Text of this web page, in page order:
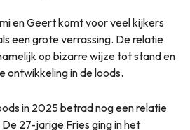
en Geert komt voor veel kijkers
een grote verrassing. De relatie
op bizarre wijze tot stand en
ontwikkeling in de loods.
in 2025 betrad nog een relatie
27-jarige Fries ging in het